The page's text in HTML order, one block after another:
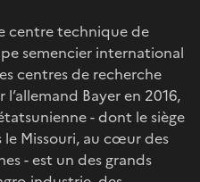
centre technique de
semencier international
centres de recherche
Bayer en 2016,
- dont le siège
le Missouri, au cœur des
- est un des grands